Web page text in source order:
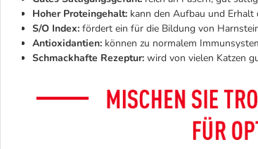
Hoher Proteingehalt: kann den Aufbau und
S/O Index: fördert ein für die Bildung von
Antioxidantien: können zu normalem
Schmackhafte Rezeptur: wird von vielen Katzen